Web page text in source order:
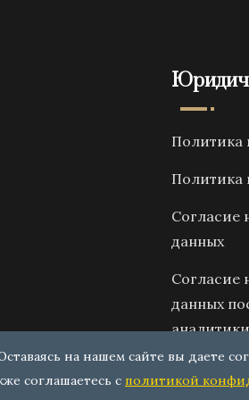
Политика
Политика
Согласие
данных
Согласие
данных
на нашем сайте вы даете
соглашаетесь с политикой